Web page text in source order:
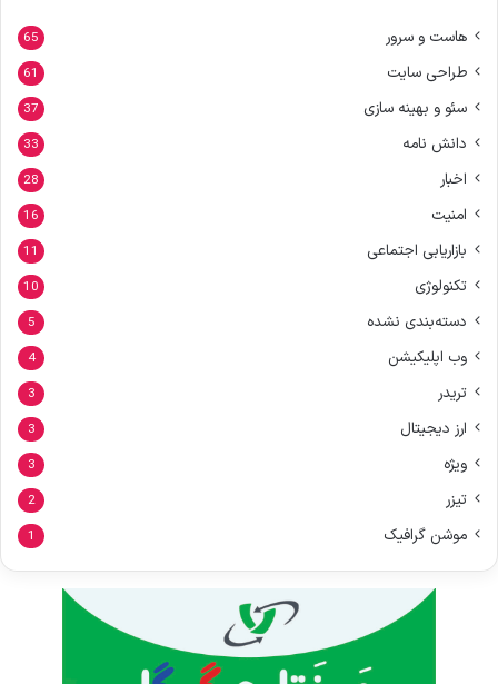
هاست و سرور 65
طراحی سایت 61
سئو و بهینه سازی 37
دانش نامه 33
اخبار 28
امنیت 16
بازاریابی اجتماعی 11
تکنولوژی 10
دسته‌بندی نشده 5
وب اپلیکیشن 4
تریدر 3
ارز دیجیتال 3
ویژه 3
تیزر 2
موشن گرافیک 1